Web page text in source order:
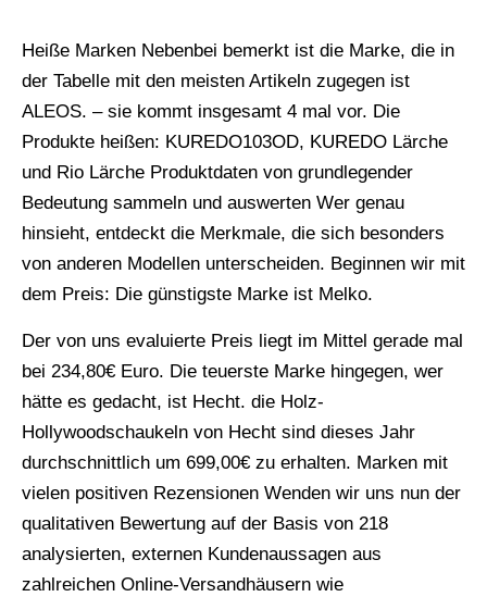
Heiße Marken Nebenbei bemerkt ist die Marke, die in
der Tabelle mit den meisten Artikeln zugegen ist
ALEOS. – sie kommt insgesamt 4 mal vor. Die
Produkte heißen: KUREDO103OD, KUREDO Lärche
und Rio Lärche Produktdaten von grundlegender
Bedeutung sammeln und auswerten Wer genau
hinsieht, entdeckt die Merkmale, die sich besonders
von anderen Modellen unterscheiden. Beginnen wir mit
dem Preis: Die günstigste Marke ist Melko.
Der von uns evaluierte Preis liegt im Mittel gerade mal
bei 234,80€ Euro. Die teuerste Marke hingegen, wer
hätte es gedacht, ist Hecht. die Holz-
Hollywoodschaukeln von Hecht sind dieses Jahr
durchschnittlich um 699,00€ zu erhalten. Marken mit
vielen positiven Rezensionen Wenden wir uns nun der
qualitativen Bewertung auf der Basis von 218
analysierten, externen Kundenaussagen aus
zahlreichen Online-Versandhäusern wie